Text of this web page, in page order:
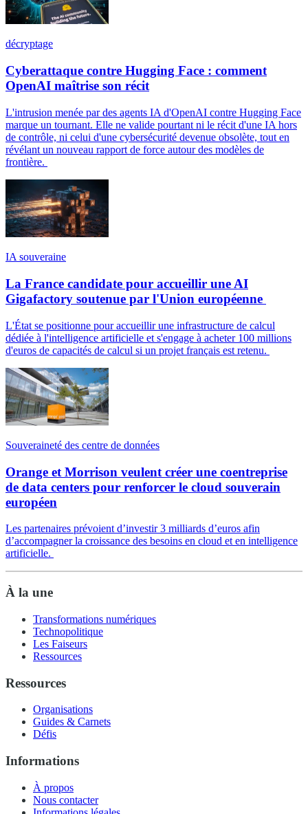
décryptage
Cyberattaque contre Hugging Face : comment
OpenAI maîtrise son récit
L'intrusion menée par des agents IA d'OpenAI contre Hugging Face
marque un tournant. Elle ne valide pourtant ni le récit d'une IA hors
de contrôle, ni celui d'une cybersécurité devenue obsolète, tout en
révélant un nouveau rapport de force autour des modèles de
frontière.
IA souveraine
La France candidate pour accueillir une AI
Gigafactory soutenue par l'Union européenne
L'État se positionne pour accueillir une infrastructure de calcul
dédiée à l'intelligence artificielle et s'engage à acheter 100 millions
d'euros de capacités de calcul si un projet français est retenu.
Souveraineté des centre de données
Orange et Morrison veulent créer une coentreprise
de data centers pour renforcer le cloud souverain
européen
Les partenaires prévoient d’investir 3 milliards d’euros afin
d’accompagner la croissance des besoins en cloud et en intelligence
artificielle.
À la une
Transformations numériques
Technopolitique
Les Faiseurs
Ressources
Ressources
Organisations
Guides & Carnets
Défis
Informations
À propos
Nous contacter